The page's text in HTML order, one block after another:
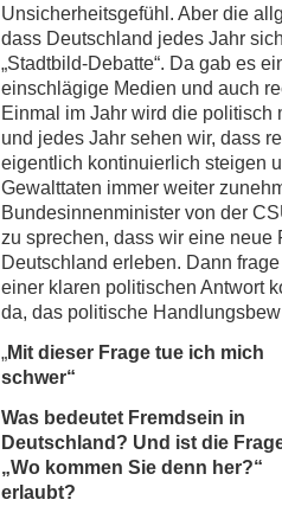
Unsicherheitsgefühl. Aber die
dass Deutschland jedes Jahr
„Stadtbild-Debatte“. Da gab es
einschlägige Medien und auch
Einmal im Jahr wird die politisch
und jedes Jahr sehen wir, dass
eigentlich kontinuierlich steigen
Gewalttaten immer weiter
Bundesinnenminister von der
zu sprechen, dass wir eine neue
Deutschland erleben. Dann
einer klaren politischen Antwort
da, das politische
„Mit dieser Frage tue ich mich
schwer“
Was bedeutet Fremdsein in
Deutschland? Und ist die
„Wo kommen Sie denn her?“
erlaubt?